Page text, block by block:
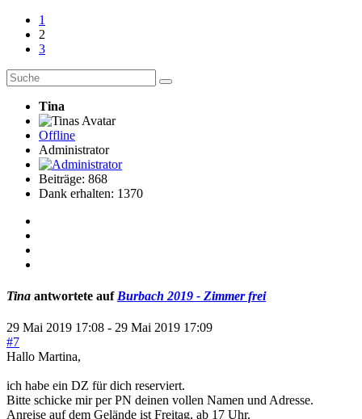
1
2
3
Tina
Offline
Administrator
Beiträge: 868
Dank erhalten: 1370
Tina antwortete auf Burbach 2019 - Zimmer frei
29 Mai 2019 17:08 - 29 Mai 2019 17:09
#7
Hallo Martina,
ich habe ein DZ für dich reserviert.
Bitte schicke mir per PN deinen vollen Namen und Adresse.
Anreise auf dem Gelände ist Freitag, ab 17 Uhr.